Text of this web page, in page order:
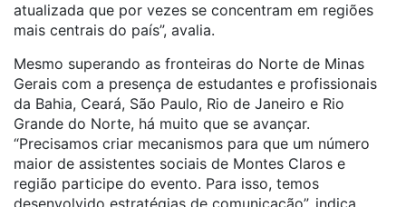
atualizada que por vezes se concentram em regiões
mais centrais do país”, avalia.
Mesmo superando as fronteiras do Norte de Minas
Gerais com a presença de estudantes e profissionais
da Bahia, Ceará, São Paulo, Rio de Janeiro e Rio
Grande do Norte, há muito que se avançar.
“Precisamos criar mecanismos para que um número
maior de assistentes sociais de Montes Claros e
região participe do evento. Para isso, temos
desenvolvido estratégias de comunicação”, indica